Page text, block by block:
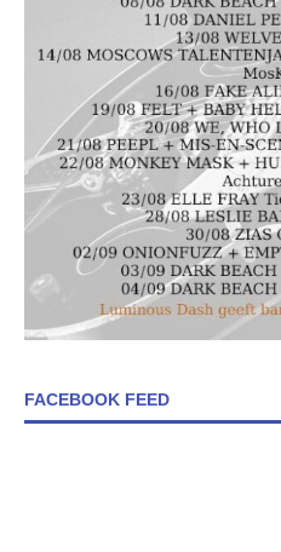
FACEBOOK FEED